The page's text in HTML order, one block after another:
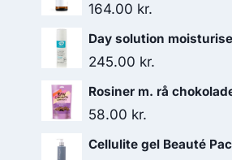
164.00 kr.
Day solution
245.00 kr.
Rosiner m. rå
58.00 kr.
Cellulite gel Beauté